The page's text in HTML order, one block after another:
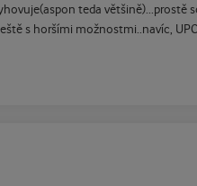
teda většině)...prostě
s horšími možnostmi..navíc,